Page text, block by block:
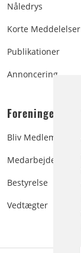
Nåledrys
Korte Meddelelser
Publikationer
Annoncering
Foreningen:
Bliv Medlem
Medarbejdere
Bestyrelse
Vedtægter